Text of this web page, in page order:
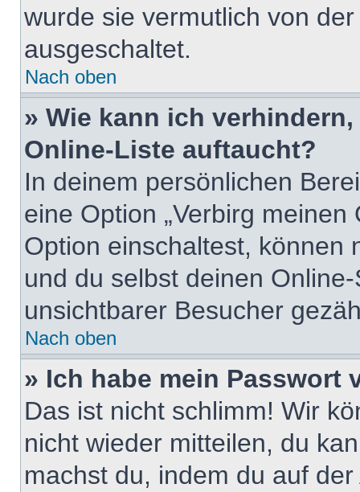
wurde sie vermutlich von
ausgeschaltet.
Nach oben
» Wie kann ich
Online-Liste auftaucht?
In deinem persönlichen
eine Option „Verbirg
Option einschaltest, können
und du selbst deinen
unsichtbarer Besucher
Nach oben
» Ich habe mein Passwort
Das ist nicht schlimm! Wir
nicht wieder mitteilen, du
machst du, indem du auf